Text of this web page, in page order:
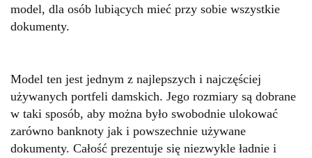
model, dla osób lubiących mieć przy sobie wszystkie
dokumenty.
Model ten jest jednym z najlepszych i najczęściej
używanych portfeli damskich. Jego rozmiary są dobrane
w taki sposób, aby można było swobodnie ulokować
zarówno banknoty jak i powszechnie używane
dokumenty. Całość prezentuje się niezwykle ładnie i